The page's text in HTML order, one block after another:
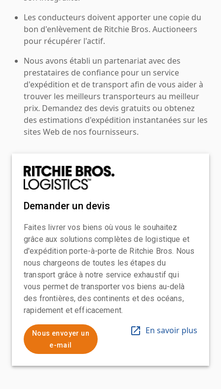
Les conducteurs doivent apporter une copie du
bon d'enlèvement de Ritchie Bros. Auctioneers
pour récupérer l'actif.
Nous avons établi un partenariat avec des
prestataires de confiance pour un service
d'expédition et de transport afin de vous aider à
trouver les meilleurs transporteurs au meilleur
prix. Demandez des devis gratuits ou obtenez
des estimations d'expédition instantanées sur les
sites Web de nos fournisseurs.
Demander un devis
Faites livrer vos biens où vous le souhaitez
grâce aux solutions complètes de logistique et
d'expédition porte-à-porte de Ritchie Bros. Nous
nous chargeons de toutes les étapes du
transport grâce à notre service exhaustif qui
vous permet de transporter vos biens au-delà
des frontières, des continents et des océans,
rapidement et efficacement.
Nous envoyer un
e-mail
En savoir plus